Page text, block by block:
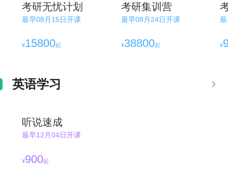
考研无忧计划
最早08月15日开课
¥15800起
考研集训营
最早08月24日开课
¥38800起 ¥
英语学习
听说速成
最早12月04日开课
¥900起